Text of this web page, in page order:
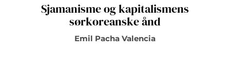
Sjamanisme og kapitalismens
sørkoreanske ånd
Emil Pacha Valencia